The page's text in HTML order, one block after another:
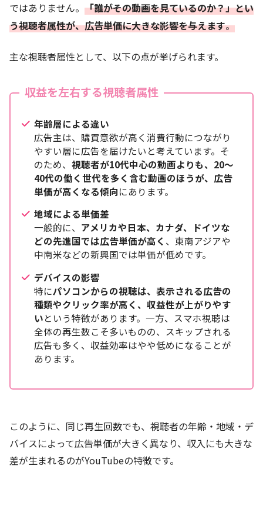
ではありません。 「誰がその動画を見ているのか？」とい
う視聴者属性が、広告単価に大きな影響を与えます。
主な視聴者属性として、以下の点が挙げられます。
収益を左右する視聴者属性
年齢層による違い
広告主は、購買意欲が高く消費行動につながり
やすい層に広告を届けたいと考えています。そ
のため、視聴者が10代中心の動画よりも、20〜
40代の働く世代を多く含む動画のほうが、広告
単価が高くなる傾向にあります。
地域による単価差
一般的に、 アメリカや日本、カナダ、ドイツな
どの先進国では広告単価が高く 、東南アジアや
中南米などの新興国では単価が低めです。
デバイスの影響
特にパソコンからの視聴は、表示される広告の
種類やクリック率が高く、収益性が上がりやす
いという特徴があります。一方、スマホ視聴は
全体の再生数こそ多いものの、スキップされる
広告も多く、収益効率はやや低めになることが
あります。
このように、同じ再生回数でも、視聴者の年齢・地域・デ
バイスによって広告単価が大きく異なり、収入にも大きな
差が生まれるのがYouTubeの特徴です。